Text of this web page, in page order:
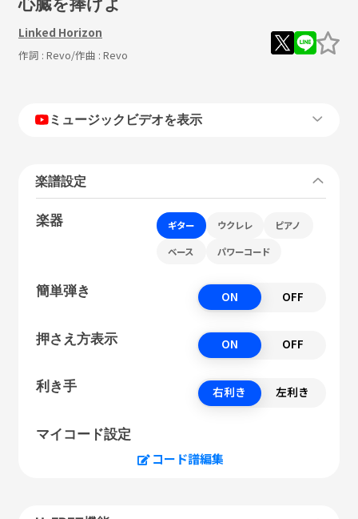
Linked Horizon
作詞 : Revo/作曲 : Revo
ミュージックビデオを表示
楽譜設定
楽器 ギター ウクレレ ピアノ
ベース パワーコード
簡単弾き ON OFF
押さえ方表示 ON OFF
利き手 右利き 左利き
マイコード設定
コード譜編集